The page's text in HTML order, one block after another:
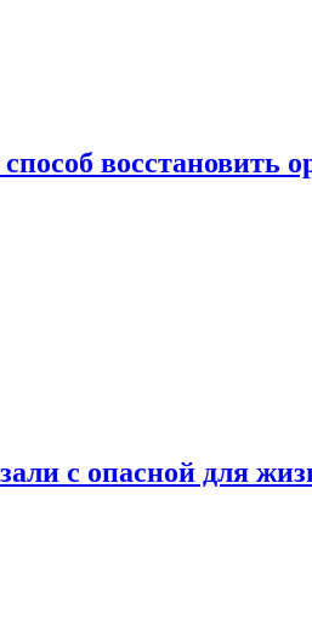
восстановить
с опасной для